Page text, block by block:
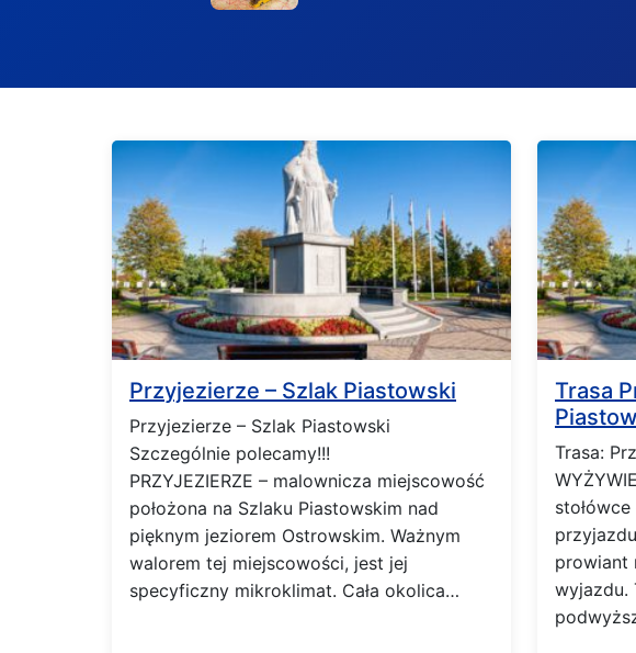
Przyjezierze – Szlak Piastowski
Przyjezierze – Szlak Piastowski
Szczególnie polecamy!!!
PRZYJEZIERZE – malownicza miejscowość
położona na Szlaku Piastowskim nad
pięknym jeziorem Ostrowskim. Ważnym
walorem tej miejscowości, jest jej
specyficzny mikroklimat. Cała okolica…
Trasa
Trasa:
prowiant
wyjazdu.